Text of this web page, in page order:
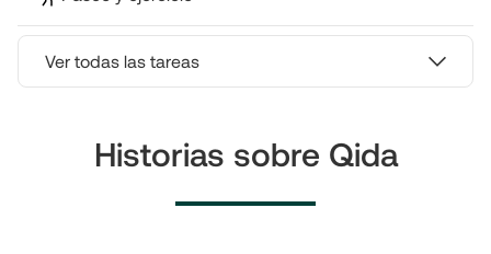
Ver todas las tareas
Historias sobre Qida